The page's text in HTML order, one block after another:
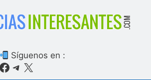
Síguenos en :
Facebook
Telegram
X